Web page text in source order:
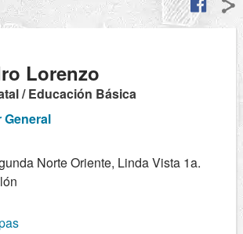
Lorenzo
/ Educación Básica
General
Norte Oriente, Linda Vista 1a.